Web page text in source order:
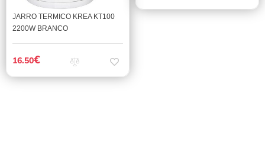
JARRO TERMICO KREA KT100
2200W BRANCO
16.50€